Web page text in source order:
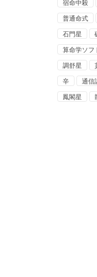
宿命中殺
普通命式
石門星
算命学ソフ
調舒星
辛 通信
鳳閣星